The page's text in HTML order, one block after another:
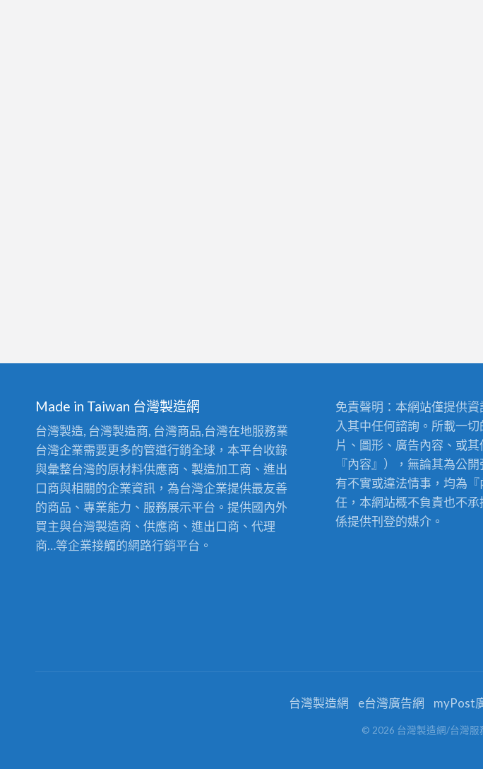
Made in Taiwan 台灣製造網
台灣製造, 台灣製造商, 台灣商品,台灣在地服務業
台灣企業需要更多的管道行銷全球，本平台收錄
與彙整台灣的原材料供應商、製造加工商、進出
口商與相關的企業資訊，為台灣企業提供最友善
的商品、專業能力、服務展示平台。提供國內外
買主與台灣製造商、供應商、進出口商、代理
商…等企業接觸的網路行銷平台。
免責聲明：本網站僅提供
入其中任何諮詢。所載一
片、圖形、廣告內容、或
『內容』），無論其為公
有不實或違法情事，均為
任，本網站概不負責也不
係提供刊登的媒介。
台灣製造網 e台灣廣告網 myPost
© 2026 台灣製造網/台灣服